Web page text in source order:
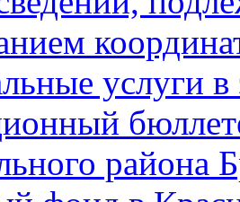
услуги в
района